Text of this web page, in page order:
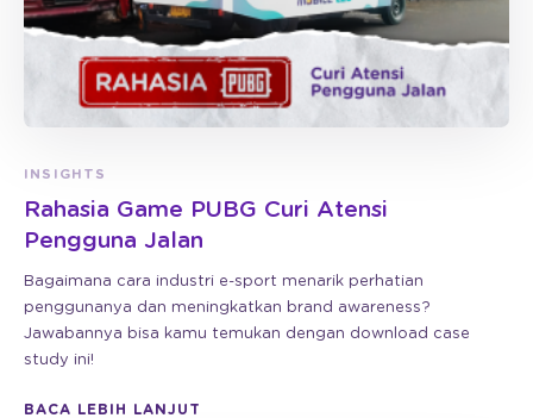
INSIGHTS
Rahasia Game PUBG Curi Atensi
Pengguna Jalan
Bagaimana cara industri e-sport menarik perhatian
penggunanya dan meningkatkan brand awareness?
Jawabannya bisa kamu temukan dengan download case
study ini!
BACA LEBIH LANJUT